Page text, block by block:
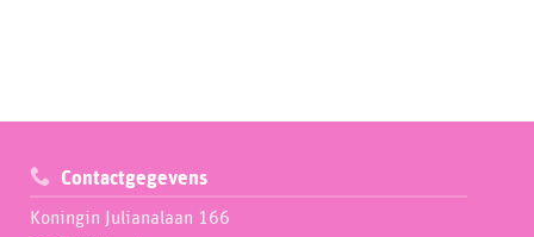
Contactgegevens
Koningin Julianalaan 166